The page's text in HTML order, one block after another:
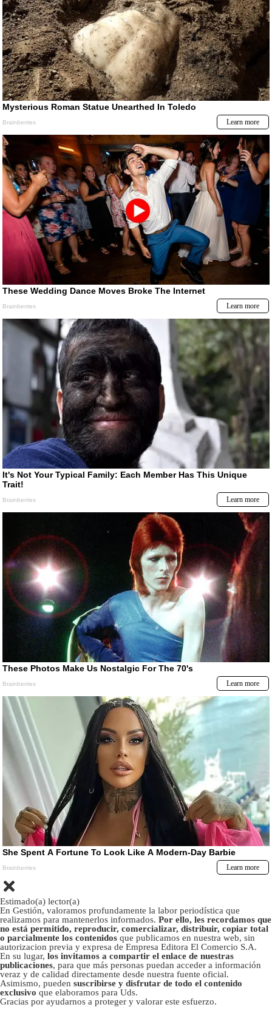
Estimado(a) lector(a)
En Gestión, valoramos profundamente la labor periodística que
realizamos para mantenerlos informados. Por ello, les recordamos que
no está permitido, reproducir, comercializar, distribuir, copiar total
o parcialmente los contenidos que publicamos en nuestra web, sin
autorizacion previa y expresa de Empresa Editora El Comercio S.A.
En su lugar, los invitamos a compartir el enlace de nuestras
publicaciones, para que más personas puedan acceder a información
veraz y de calidad directamente desde nuestra fuente oficial.
Asimismo, pueden suscribirse y disfrutar de todo el contenido
exclusivo que elaboramos para Uds.
Gracias por ayudarnos a proteger y valorar este esfuerzo.